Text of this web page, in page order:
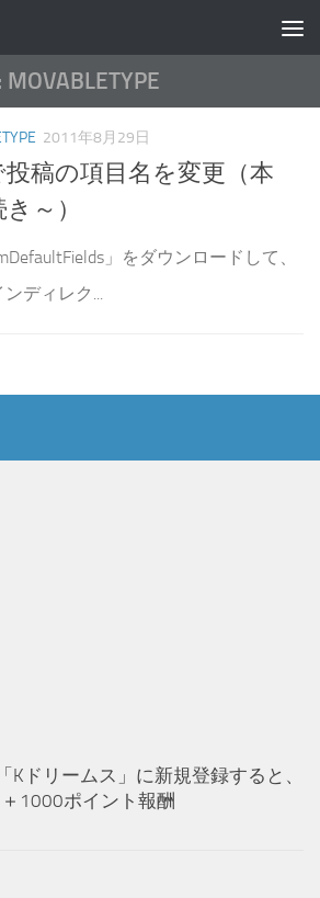
プ
MOVABLETYPE
2011年8月29日
投稿の項目名を変更（本
～）
」をダウンロードして、
ディレク...
Kドリームス」に新規登録すると、
1000ポイント報酬